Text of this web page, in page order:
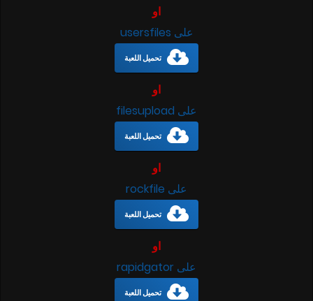
او
على usersfiles
تحميل اللعبة
او
على filesupload
تحميل اللعبة
او
على rockfile
تحميل اللعبة
او
على rapidgator
تحميل اللعبة